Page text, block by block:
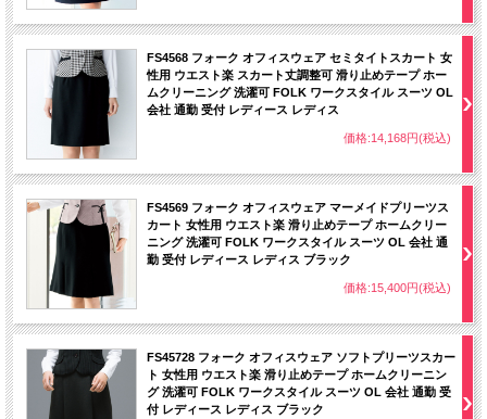
一見シンプルに見える上質素材にWストライプの陰影が浮かぶ秀逸感。女性らしい
シルエット、ディテールで凛とした表情を見せてくれます。まるでスポーツウェア
を着ているような驚きの360゜ストレッチでお仕事服をアップデート！
FS4568 フォーク オフィスウェア セミタイトスカート 女
性用 ウエスト楽 スカート丈調整可 滑り止めテープ ホー
ムクリーニング 洗濯可 FOLK ワークスタイル スーツ OL
会社 通勤 受付 レディース レディス
価格:14,168円(税込)
FS4569 フォーク オフィスウェア マーメイドプリーツス
カート 女性用 ウエスト楽 滑り止めテープ ホームクリー
ニング 洗濯可 FOLK ワークスタイル スーツ OL 会社 通
勤 受付 レディース レディス ブラック
価格:15,400円(税込)
FS45728 フォーク オフィスウェア ソフトプリーツスカー
ト 女性用 ウエスト楽 滑り止めテープ ホームクリーニン
グ 洗濯可 FOLK ワークスタイル スーツ OL 会社 通勤 受
付 レディース レディス ブラック